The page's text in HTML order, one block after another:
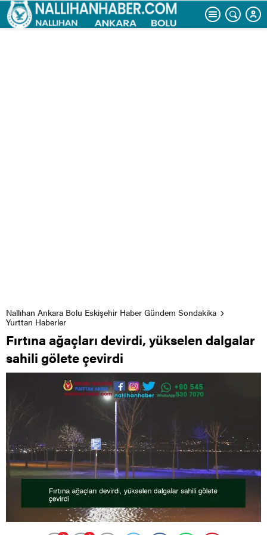
Nallıhan Ankara Bolu Eskişehir Haber Gündem Sondakika
Yurttan Haberler
Fırtına ağaçları devirdi, yükselen dalgalar
sahili gölete çevirdi
büyüklüğündeki
dolu korkuttu